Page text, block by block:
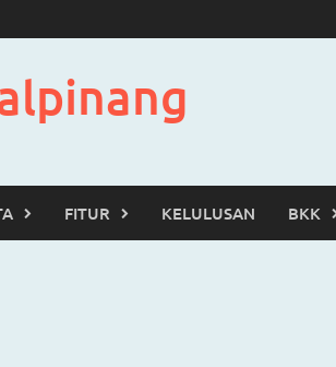
FITUR KELULUSAN BKK